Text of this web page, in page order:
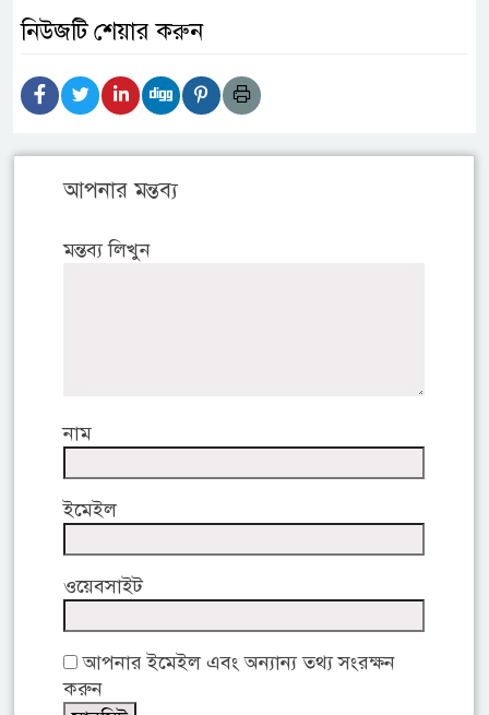
নিউজটি শেয়ার করুন
আপনার মন্তব্য
মন্তব্য লিখুন
নাম
ইমেইল
ওয়েবসাইট
আপনার ইমেইল এবং অন্যান্য তথ্য সংরক্ষন
করুন